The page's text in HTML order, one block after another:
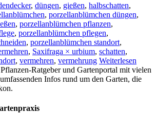
, düngen, gießen, halbschatten,
, porzellanblümchen düngen,
, porzellanblümchen pflanzen,
, porzellanblümchen pflegen,
, porzellanblümchen standort,
, Saxifraga × urbium, schatten,
, vermehren, vermehrung Weiterlesen
Ratgeber und Gartenportal mit vielen
Infos rund um den Garten, die